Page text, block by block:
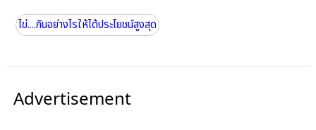
ไข่....กินอย่างไรให้ได้ประโยชน์สูงสุด
Advertisement